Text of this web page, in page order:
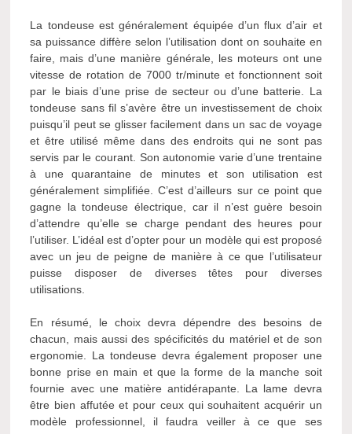
La tondeuse est généralement équipée d’un flux d’air et
sa puissance diffère selon l’utilisation dont on souhaite en
faire, mais d’une manière générale, les moteurs ont une
vitesse de rotation de 7000 tr/minute et fonctionnent soit
par le biais d’une prise de secteur ou d’une batterie. La
tondeuse sans fil s’avère être un investissement de choix
puisqu’il peut se glisser facilement dans un sac de voyage
et être utilisé même dans des endroits qui ne sont pas
servis par le courant. Son autonomie varie d’une trentaine
à une quarantaine de minutes et son utilisation est
généralement simplifiée. C’est d’ailleurs sur ce point que
gagne la tondeuse électrique, car il n’est guère besoin
d’attendre qu’elle se charge pendant des heures pour
l’utiliser. L’idéal est d’opter pour un modèle qui est proposé
avec un jeu de peigne de manière à ce que l’utilisateur
puisse disposer de diverses têtes pour diverses
utilisations.
En résumé, le choix devra dépendre des besoins de
chacun, mais aussi des spécificités du matériel et de son
ergonomie. La tondeuse devra également proposer une
bonne prise en main et que la forme de la manche soit
fournie avec une matière antidérapante. La lame devra
être bien affutée et pour ceux qui souhaitent acquérir un
modèle professionnel, il faudra veiller à ce que ses